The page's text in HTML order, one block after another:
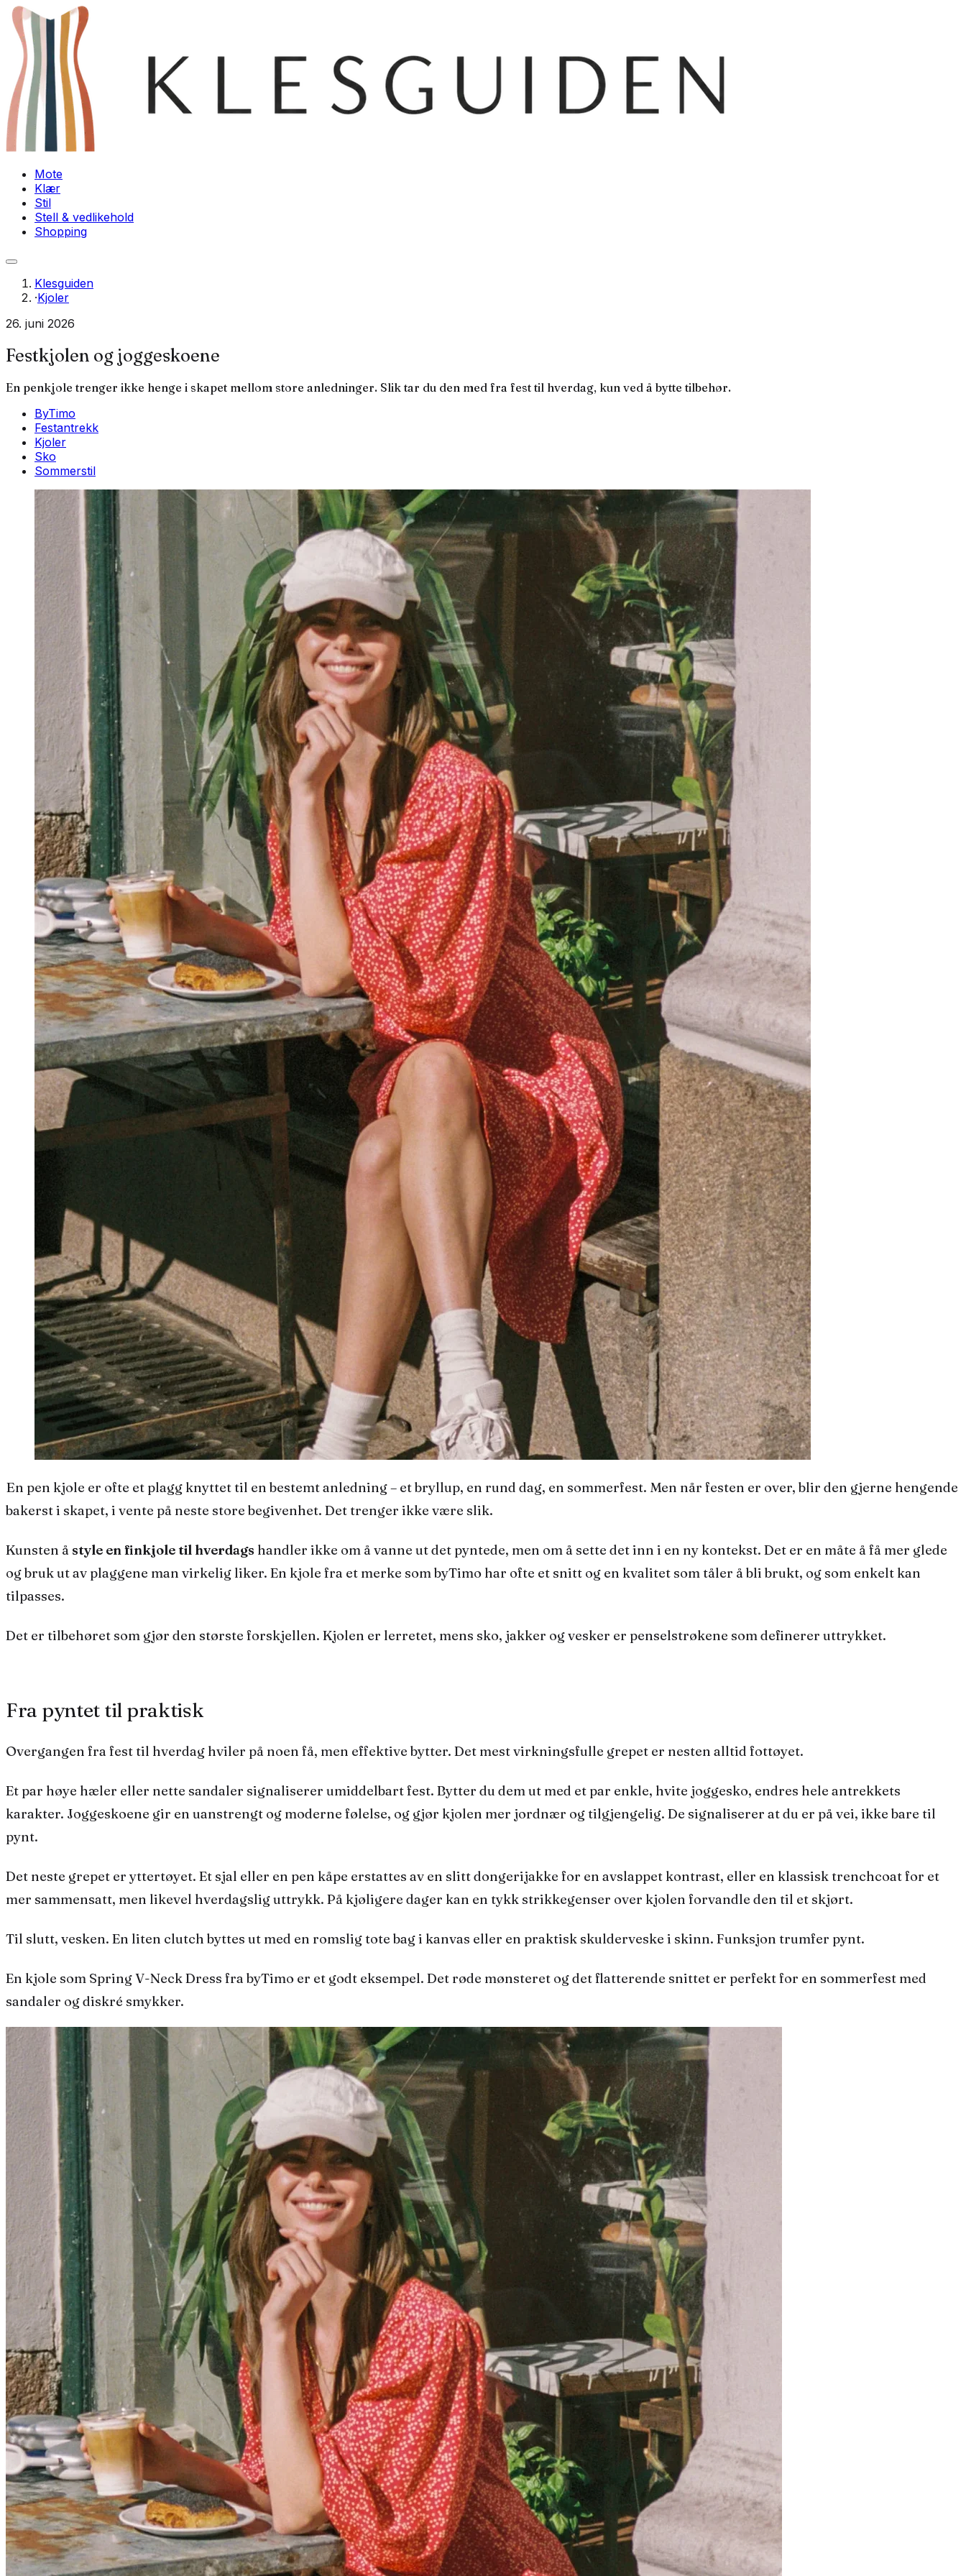
Mote
Klær
Stil
Stell & vedlikehold
Shopping
Klesguiden
·Kjoler
26. juni 2026
Festkjolen og joggeskoene
En penkjole trenger ikke henge i skapet mellom store anledninger. Slik tar du den med fra fest til hverdag, kun ved å bytte tilbehør.
ByTimo
Festantrekk
Kjoler
Sko
Sommerstil
En pen kjole er ofte et plagg knyttet til en bestemt anledning – et bryllup, en rund dag, en sommerfest. Men når festen er over, blir den gjerne hengende
bakerst i skapet, i vente på neste store begivenhet. Det trenger ikke være slik.
Kunsten å style en finkjole til hverdags handler ikke om å vanne ut det pyntede, men om å sette det inn i en ny kontekst. Det er en måte å få mer glede
og bruk ut av plaggene man virkelig liker. En kjole fra et merke sombyTimo har ofte et snitt og en kvalitet som tåler å bli brukt, og som enkelt kan
tilpasses.
Det er tilbehøret som gjør den største forskjellen. Kjolen er lerretet, mens sko, jakker og vesker er penselstrøkene som definerer uttrykket.
Fra pyntet til praktisk
Overgangen fra fest til hverdag hviler på noen få, men effektive bytter. Det mest virkningsfulle grepet er nesten alltid fottøyet.
Et par høye hæler eller nette sandaler signaliserer umiddelbart fest. Bytter du dem ut med et par enkle, hvite joggesko, endres hele antrekkets
karakter. Joggeskoene gir en uanstrengt og moderne følelse, og gjør kjolen mer jordnær og tilgjengelig. De signaliserer at du er på vei, ikke bare til
pynt.
Det neste grepet er yttertøyet. Et sjal eller en pen kåpe erstattes av en slitt dongerijakke for en avslappet kontrast, eller en klassisk trenchcoat for et
mer sammensatt, men likevel hverdagslig uttrykk. På kjøligere dager kan en tykk strikkegenser over kjolen forvandle den til et skjørt.
Til slutt, vesken. En liten clutch byttes ut med en romslig tote bag i kanvas eller en praktisk skulderveske i skinn. Funksjon trumfer pynt.
En kjole som Spring V-Neck Dress fra byTimo er et godt eksempel. Det røde mønsteret og det flatterende snittet er perfekt for en sommerfest med
sandaler og diskré smykker.